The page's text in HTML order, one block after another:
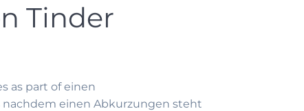
Tinder
as part of einen
nachdem einen Abkurzungen steht